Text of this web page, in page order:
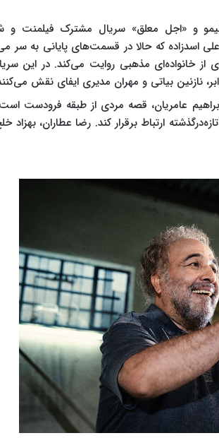
و «اجل معلق» سریال مشترک فیلمنت و
اسدزاده که حالا در قسمت‌های پایانی به سر
از خانواده‌ای مذهبی روایت می‌کند. در این
نازنین بیاتی و مهران مدیری ایفای نقش
عامریان، قصه مردی از طبقه فرودست
ارتباط برقرار کند. رضا عطاران، بهزاد